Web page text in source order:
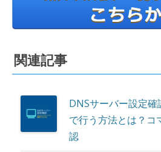
関連記事
DNSサーバー設定
で行う方法とは？コ
認